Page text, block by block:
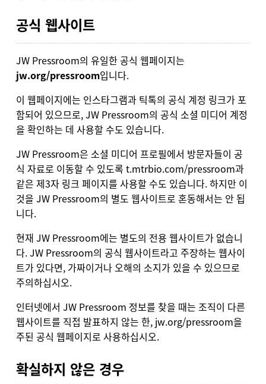
공식 웹사이트
JW Pressroom의 유일한 공식 웹페이지는
jw.org/pressroom입니다.
이 웹페이지에는 인스타그램과 틱톡의 공식 계정 링크가 포
함되어 있으므로, JW Pressroom의 공식 소셜 미디어 계정
을 확인하는 데 사용할 수도 있습니다.
JW Pressroom은 소셜 미디어 프로필에서 방문자들이 공
식 자료로 이동할 수 있도록 t.mtrbio.com/pressroom과
같은 제3자 링크 페이지를 사용할 수도 있습니다. 하지만 이
것을 JW Pressroom의 별도 웹사이트로 혼동해서는 안 됩
니다.
현재 JW Pressroom에는 별도의 전용 웹사이트가 없습니
다. JW Pressroom의 공식 웹사이트라고 주장하는 웹사이
트가 있다면, 가짜이거나 오해의 소지가 있을 수 있으므로
주의하십시오.
인터넷에서 JW Pressroom 정보를 찾을 때는 조직이 다른
웹사이트를 직접 발표하지 않는 한, jw.org/pressroom을
주된 공식 웹페이지로 사용하십시오.
확실하지 않은 경우